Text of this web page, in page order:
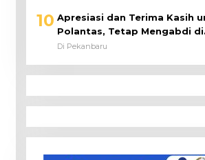
10 Apresiasi dan Terima Kasih
Polantas, Tetap Mengabdi di
Tengah Guyuran Hujan
Di Pekanbaru